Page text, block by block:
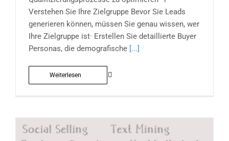
Verstehen Sie Ihre Zielgruppe Bevor Sie Leads
generieren können, müssen Sie genau wissen, wer
Ihre Zielgruppe ist· Erstellen Sie detaillierte Buyer
Personas, die demografische [...]
Weiterlesen